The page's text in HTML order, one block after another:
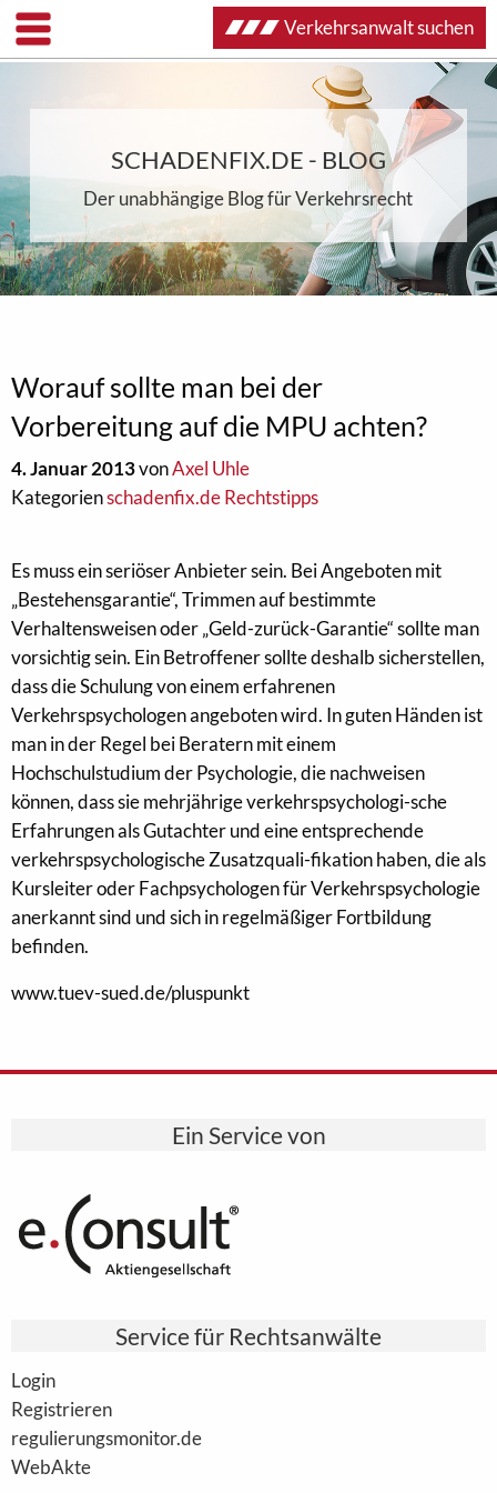
SCHADENFIX.DE - BLOG
Der unabhängige Blog für Verkehrsrecht
Worauf sollte man bei der
Vorbereitung auf die MPU achten?
4. Januar 2013vonAxel Uhle
Kategorienschadenfix.de Rechtstipps
Es muss ein seriöser Anbieter sein. Bei Angeboten mit
„Bestehensgarantie“, Trimmen auf bestimmte
Verhaltensweisen oder „Geld-zurück-Garantie“ sollte man
vorsichtig sein. Ein Betroffener sollte deshalb sicherstellen,
dass die Schulung von einem erfahrenen
Verkehrspsychologen angeboten wird. In guten Händen ist
man in der Regel bei Beratern mit einem
Hochschulstudium der Psychologie, die nachweisen
können, dass sie mehrjährige verkehrspsychologi-sche
Erfahrungen als Gutachter und eine entsprechende
verkehrspsychologische Zusatzquali-fikation haben, die als
Kursleiter oder Fachpsychologen für Verkehrspsychologie
anerkannt sind und sich in regelmäßiger Fortbildung
befinden.
www.tuev-sued.de/pluspunkt
Ein Service von
Service für Rechtsanwälte
Login
Registrieren
regulierungsmonitor.de
WebAkte
Verkehrsanwalt suchen